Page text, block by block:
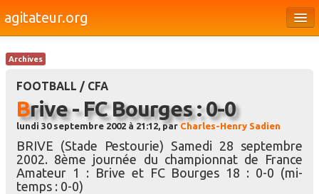
agitateur.org
Société
Culture
Médias
Dossiers
Archives
FOOTBALL / CFA
Brive - FC Bourges : 0-0
lundi 30 septembre 2002 à 21:12, par Charles-Henry Sadien
BRIVE (Stade Pestourie) Samedi 28 septembre
2002. 8ème journée du championnat de France
Amateur 1 : Brive et FC Bourges 18 : 0-0 (mi-
temps : 0-0)